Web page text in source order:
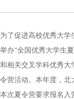
为了促进高校优秀大学
举办“全国优秀大学生
和相关交叉学科优秀大
令营活动。本年度，北
本次夏令营要求报名入